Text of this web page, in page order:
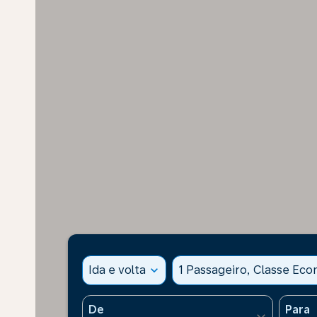
Ida e volta expand_more 1 Passageiro, Classe
De Para